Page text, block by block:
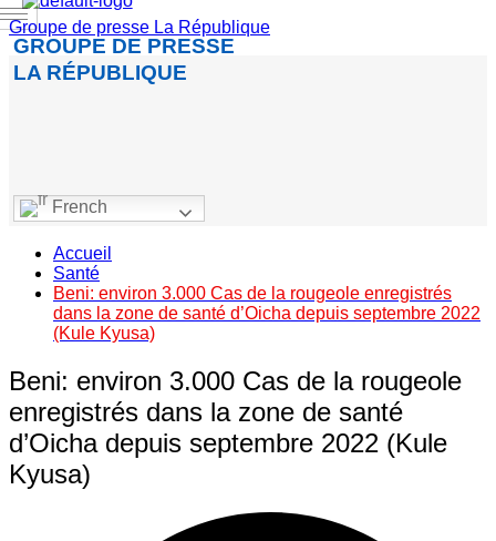
Groupe de presse La République
GROUPE DE PRESSE
LA RÉPUBLIQUE
French
Accueil
Santé
Beni: environ 3.000 Cas de la rougeole enregistrés
dans la zone de santé d’Oicha depuis septembre 2022
(Kule Kyusa)
Beni: environ 3.000 Cas de la rougeole
enregistrés dans la zone de santé
d’Oicha depuis septembre 2022 (Kule
Kyusa)